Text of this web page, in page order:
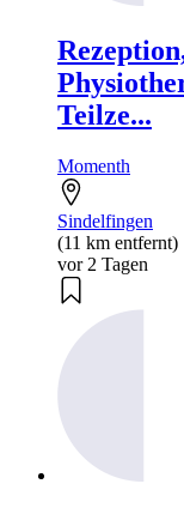
Teilze...
Momenth
Sindelfingen
(11 km entfernt)
vor 2 Tagen